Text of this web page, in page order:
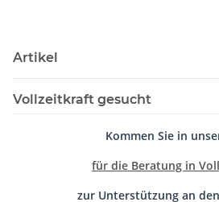
Artikel
Vollzeitkraft gesucht
Kommen Sie in
für die Beratung in
zur Unterstützung an den